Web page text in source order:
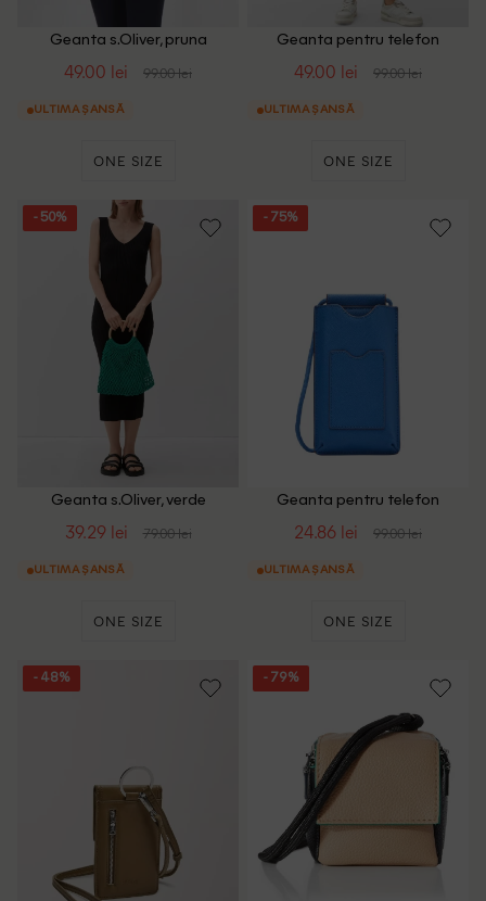
Geanta s.Oliver, pruna
49.00 lei 99.00 lei
ULTIMA ȘANSĂ
ONE SIZE
Geanta pentru telefon
49.00 lei 99.00 lei
ULTIMA ȘANSĂ
ONE SIZE
- 50%
Geanta s.Oliver, verde
39.29 lei 79.00 lei
ULTIMA ȘANSĂ
ONE SIZE
- 75%
Geanta pentru telefon
24.86 lei 99.00 lei
ULTIMA ȘANSĂ
ONE SIZE
- 48% - 79%